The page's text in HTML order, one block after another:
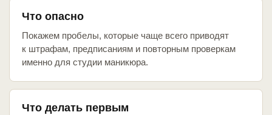
Что опасно
Покажем пробелы, которые чаще всего приводят
к штрафам, предписаниям и повторным проверкам
именно для студии маникюра.
Что делать первым